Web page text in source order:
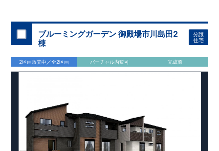
沢田小学校 約1,100m（徒歩14分）
金岡中学校 約1,600m（徒歩20分）
【 買い物施設 】
クリエイトSD沼津東熊堂店 約765m（徒歩10分）
ユーコープミオクチーナ新沢田店 約880m（徒歩11分）
JAふじ伊豆金岡 約459m（徒歩6分）
まや歯科医院 約513m（徒歩7分）
沼津郵便局 約1,300m（徒歩17分）
◇ この物件の魅力 ◇
■ 1邸1邸異なる魅力が詰まった『新築戸建』！
ブルーミングガーデン 御殿場市川島田2
棟
分譲
住宅
2区画販売中／全2区画 バーチャル内覧可 完成前